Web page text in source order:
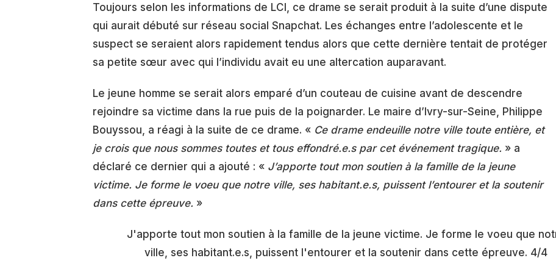
Toujours selon les informations de LCI, ce drame se serait produit à la suite d’une dispute
qui aurait débuté sur réseau social Snapchat. Les échanges entre l’adolescente et le
suspect se seraient alors rapidement tendus alors que cette dernière tentait de protéger
sa petite sœur avec qui l’individu avait eu une altercation auparavant.
Le jeune homme se serait alors emparé d’un couteau de cuisine avant de descendre
rejoindre sa victime dans la rue puis de la poignarder. Le maire d’Ivry-sur-Seine, Philippe
Bouyssou, a réagi à la suite de ce drame. « Ce drame endeuille notre ville toute entière, et
je crois que nous sommes toutes et tous effondré.e.s par cet événement tragique. » a
déclaré ce dernier qui a ajouté : « J’apporte tout mon soutien à la famille de la jeune
victime. Je forme le voeu que notre ville, ses habitant.e.s, puissent l’entourer et la soutenir
dans cette épreuve. »
J'apporte tout mon soutien à la famille de la jeune victime. Je forme le voeu que
ville, ses habitant.e.s, puissent l'entourer et la soutenir dans cette épreuve. 4/4